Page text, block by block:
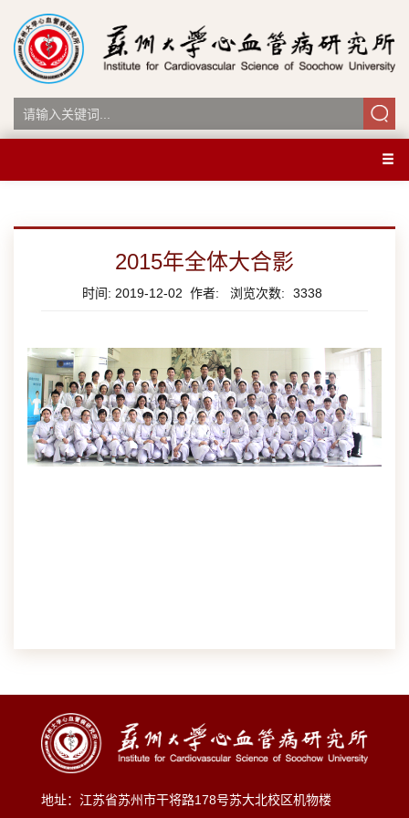
2015年全体大合影
时间: 2019-12-02 作者: 浏览次数: 3338
地址：江苏省苏州市干将路178号苏大北校区机物楼